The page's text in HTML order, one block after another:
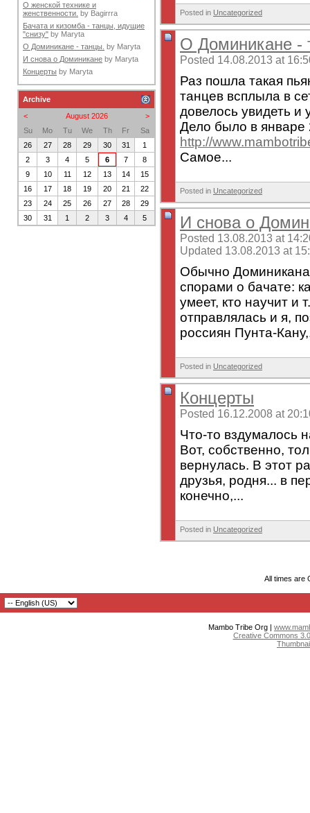
Posted in Uncategorized
О Доминикане -
Posted 14.08.2013 at
Раз пошла такая
танцев всплыла в
довелось увидеть и
Дело было в январе
http://
Самое...
Posted in Uncategorized
И снова о
Posted 13.08.2013 at
Updated 13.08.2013 at
Обычно Доминикана
спорами о бачате:
умеет, кто научит и
отправлялась и я,
россиян Пунта-
Posted in Uncategorized
Концерты
Posted 16.12.2008 at
Что-то вздумалось
Вот, собственно,
вернулась. В этот
друзья, родня... в
конечно,...
Posted in Uncategorized
О женской технике и
женственности. by Bagirrra
Бачата и кизомба - танцы, идущие
"снизу" by Maryta
О Доминикане - танцы. by Maryta
И снова о Доминикане by Maryta
Концерты by Maryta
Archive
<
>
August 2026
Su
Mo Tu We Th Fr
Sa
26
27 28 29 30 31
1
2
3 4 5 6 7
8
9
10 11 12 13 14
15
16
17 18 19 20 21
22
23
24 25 26 27 28
29
30
31 1 2 3 4 5
All times are
Mambo Tribe Org |
Creative Commons